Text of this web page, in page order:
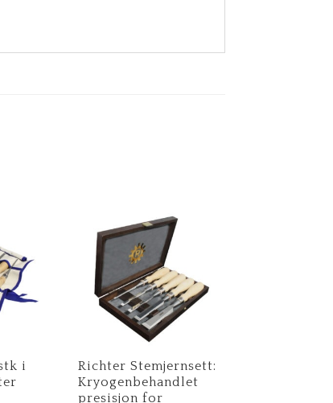
i
Richter Stemjernsett:
Kryogenbehandlet
presisjon for